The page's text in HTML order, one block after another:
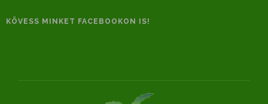
KÖVESS MINKET FACEBOOKON IS!